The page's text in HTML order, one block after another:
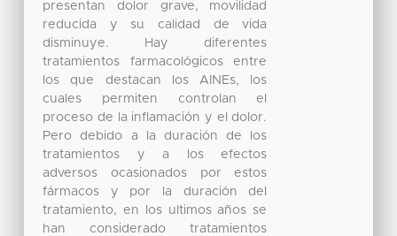
presentan dolor grave, movilidad
reducida y su calidad de vida
disminuye. Hay diferentes
tratamientos farmacológicos entre
los que destacan los AINEs, los
cuales permiten controlan el
proceso de la inflamación y el dolor.
Pero debido a la duración de los
tratamientos y a los efectos
adversos ocasionados por estos
fármacos y por la duración del
tratamiento, en los ultimos años se
han considerado tratamientos